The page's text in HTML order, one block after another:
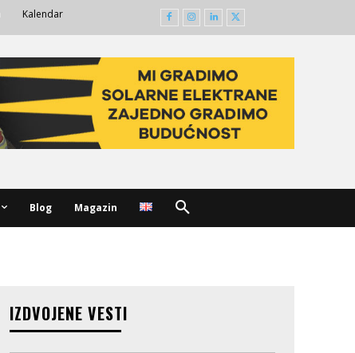
Kalendar
Blog Magazin
IZDVOJENE VESTI